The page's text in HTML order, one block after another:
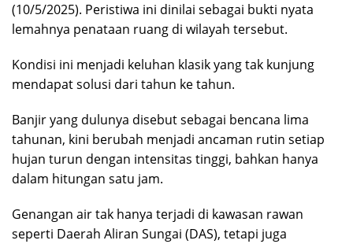
(10/5/2025). Peristiwa ini dinilai sebagai bukti nyata
lemahnya penataan ruang di wilayah tersebut.
Kondisi ini menjadi keluhan klasik yang tak kunjung
mendapat solusi dari tahun ke tahun.
Banjir yang dulunya disebut sebagai bencana lima
tahunan, kini berubah menjadi ancaman rutin setiap
hujan turun dengan intensitas tinggi, bahkan hanya
dalam hitungan satu jam.
Genangan air tak hanya terjadi di kawasan rawan
seperti Daerah Aliran Sungai (DAS), tetapi juga